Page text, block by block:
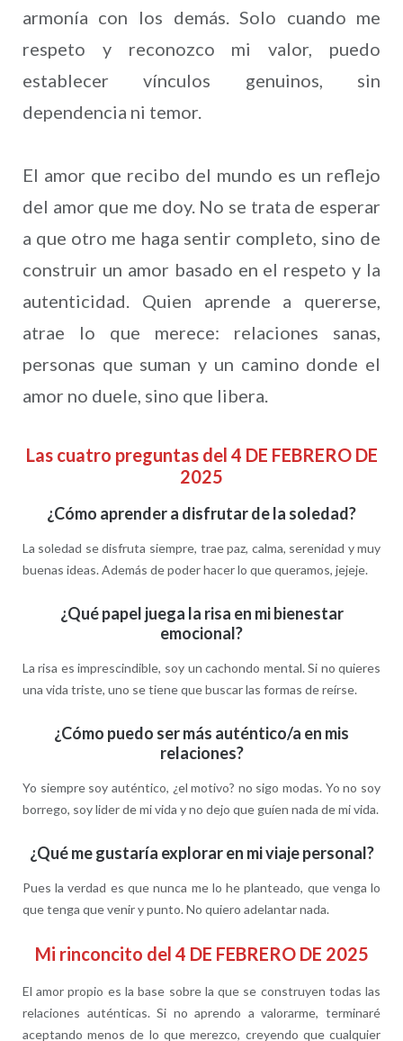
armonía con los demás. Solo cuando me
respeto y reconozco mi valor, puedo
establecer vínculos genuinos, sin
dependencia ni temor.
El amor que recibo del mundo es un reflejo
del amor que me doy. No se trata de esperar
a que otro me haga sentir completo, sino de
construir un amor basado en el respeto y la
autenticidad. Quien aprende a quererse,
atrae lo que merece: relaciones sanas,
personas que suman y un camino donde el
amor no duele, sino que libera.
Las cuatro preguntas del 4 DE FEBRERO DE
2025
¿Cómo aprender a disfrutar de la soledad?
La soledad se disfruta siempre, trae paz, calma, serenidad y muy
buenas ideas. Además de poder hacer lo que queramos, jejeje.
¿Qué papel juega la risa en mi bienestar
emocional?
La risa es imprescindible, soy un cachondo mental. Si no quieres
una vida triste, uno se tiene que buscar las formas de reírse.
¿Cómo puedo ser más auténtico/a en mis
relaciones?
Yo siempre soy auténtico, ¿el motivo? no sigo modas. Yo no soy
borrego, soy lider de mi vida y no dejo que guíen nada de mi vida.
¿Qué me gustaría explorar en mi viaje personal?
Pues la verdad es que nunca me lo he planteado, que venga lo
que tenga que venir y punto. No quiero adelantar nada.
Mi rinconcito del 4 DE FEBRERO DE 2025
El amor propio es la base sobre la que se construyen todas las
relaciones auténticas. Si no aprendo a valorarme, terminaré
aceptando menos de lo que merezco, creyendo que cualquier